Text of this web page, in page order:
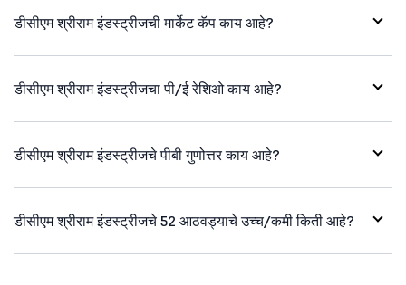
डीसीएम श्रीराम इंडस्ट्रीजची मार्केट कॅप काय आहे?
डीसीएम श्रीराम इंडस्ट्रीजचा पी/ई रेशिओ काय आहे?
डीसीएम श्रीराम इंडस्ट्रीजचे पीबी गुणोत्तर काय आहे?
डीसीएम श्रीराम इंडस्ट्रीजचे 52 आठवड्याचे उच्च/कमी किती आहे?